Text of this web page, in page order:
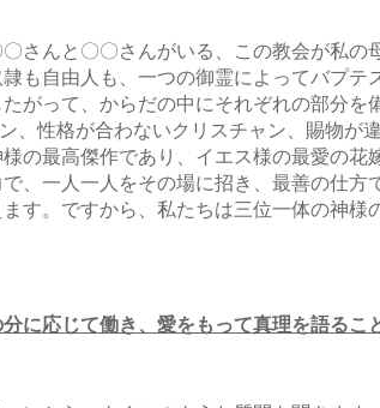
さんと〇〇さんがいる、この教会が私
も自由人も、一つの御霊によってバプ
がって、からだの中にそれぞれの部分を
、性格が合わないクリスチャン、賜物が
の最高傑作であり、イエス様の最愛の
、一人一人をその場に招き、最善の仕
す。ですから、私たちは三位一体の神
に応じて働き、愛をもって真理を語るこ